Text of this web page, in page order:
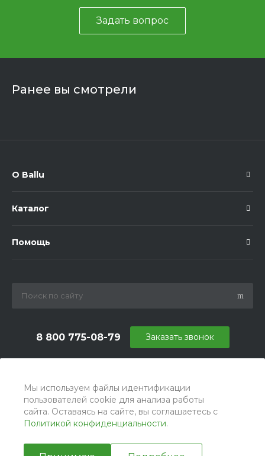
Мы используем файлы идентификации
пользователей cookie для анализа работы
сайта. Оставаясь на сайте, вы соглашаетесь с
Политикой конфиденциальности.
Задать вопрос
Ранее вы смотрели
О Ballu
Каталог
Помощь
8 800 775-08-79
г. Москва, БЦ Вятский, ул. Вятская д.70, офис 715
Заказать звонок